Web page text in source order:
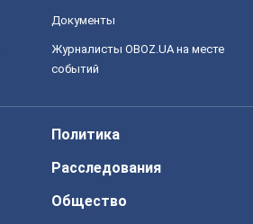
Документы
Журналисты OBOZ.UA на месте
событий
Политика
Расследования
Общество